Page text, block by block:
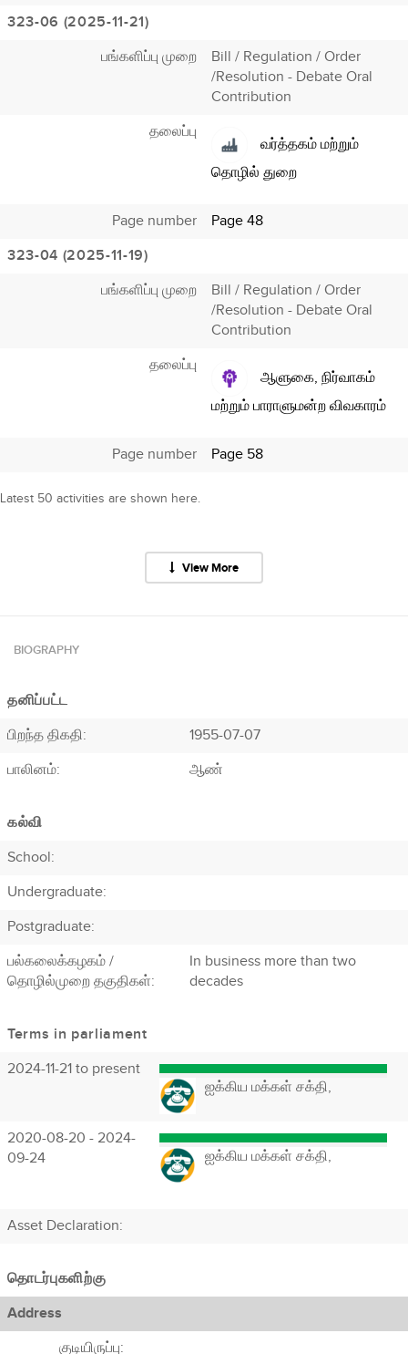
323-06 (2025-11-21)
பங்களிப்பு முறை
Bill / Regulation / Order
/Resolution - Debate Oral
Contribution
தலைப்பு
வர்த்தகம் மற்றும்
தொழில் துறை
Page number
Page 48
323-04 (2025-11-19)
பங்களிப்பு முறை
Bill / Regulation / Order
/Resolution - Debate Oral
Contribution
தலைப்பு
ஆளுகை, நிர்வாகம்
மற்றும் பாராளுமன்ற விவகாரம்
Page number Page 58
Latest 50 activities are shown here.
View More
BIOGRAPHY
தனிப்பட்ட
பிறந்த திகதி:
1955-07-07
பாலினம்:
ஆண்
கல்வி
School:
Undergraduate:
Postgraduate:
பல்கலைக்கழகம் /
தொழில்முறை தகுதிகள்:
In business more than two
decades
Terms in parliament
2024-11-21 to present
ஐக்கிய மக்கள் சக்தி,
2020-08-20 - 2024-
09-24
ஐக்கிய மக்கள் சக்தி,
Asset Declaration:
தொடர்புகளிற்கு
Address
குடியிருப்பு: